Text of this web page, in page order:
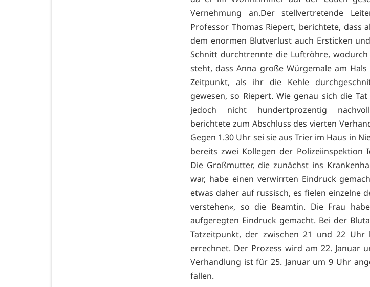
Vernehmung an.Der stellvertretende
Professor Thomas Riepert, berichtete, dass
dem enormen Blutverlust auch Ersticken
Schnitt durchtrennte die Luftröhre,
steht, dass Anna große Würgemale am
Zeitpunkt, als ihr die Kehle
gewesen, so Riepert. Wie genau sich die
jedoch nicht hundertprozentig
berichtete zum Abschluss des vierten
Gegen 1.30 Uhr sei sie aus Trier im Haus in
bereits zwei Kollegen der Polizeiinspektion
Die Großmutter, die zunächst ins
war, habe einen verwirrten Eindruck
etwas daher auf russisch, es fielen einzelne
verstehen«, so die Beamtin. Die Frau
aufgeregten Eindruck gemacht. Bei der
Tatzeitpunkt, der zwischen 21 und 22
errechnet. Der Prozess wird am 22. Januar
Verhandlung ist für 25. Januar um 9 Uhr
fallen.